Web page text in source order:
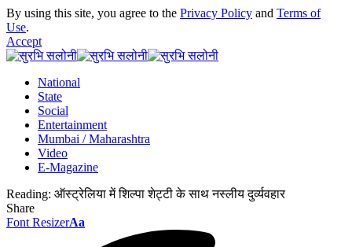
By using this site, you agree to the Privacy Policy and Terms of
Use.
Accept
National
State
Social
Entertainment
Mumbai / Maharashtra
Video
E-Magazine
Reading: ऑस्ट्रेलिया में शिल्पा शेट्टी के साथ नस्लीय दु‌र्व्यवहार
Share
Font ResizerAa